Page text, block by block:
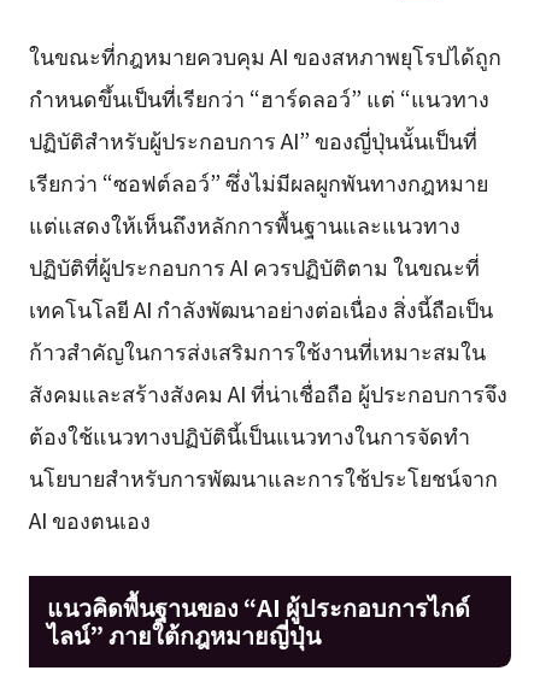
ในขณะที่กฎหมายควบคุม AI ของสหภาพยุโรปได้ถูก
กำหนดขึ้นเป็นที่เรียกว่า “ฮาร์ดลอว์” แต่ “แนวทาง
ปฏิบัติสำหรับผู้ประกอบการ AI” ของญี่ปุ่นนั้นเป็นที่
เรียกว่า “ซอฟต์ลอว์” ซึ่งไม่มีผลผูกพันทางกฎหมาย
แต่แสดงให้เห็นถึงหลักการพื้นฐานและแนวทาง
ปฏิบัติที่ผู้ประกอบการ AI ควรปฏิบัติตาม ในขณะที่
เทคโนโลยี AI กำลังพัฒนาอย่างต่อเนื่อง สิ่งนี้ถือเป็น
ก้าวสำคัญในการส่งเสริมการใช้งานที่เหมาะสมใน
สังคมและสร้างสังคม AI ที่น่าเชื่อถือ ผู้ประกอบการจึง
ต้องใช้แนวทางปฏิบัตินี้เป็นแนวทางในการจัดทำ
นโยบายสำหรับการพัฒนาและการใช้ประโยชน์จาก
AI ของตนเอง
แนวคิดพื้นฐานของ “AI ผู้ประกอบการไกด์
ไลน์” ภายใต้กฎหมายญี่ปุ่น